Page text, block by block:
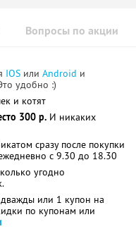
Вопросы по акции
IOS или Android и
удобно :)
и котят
300 р. И никаких
сразу после покупки
с 9.30 до 18.30
угодно
или 1 купон на
по купонам или